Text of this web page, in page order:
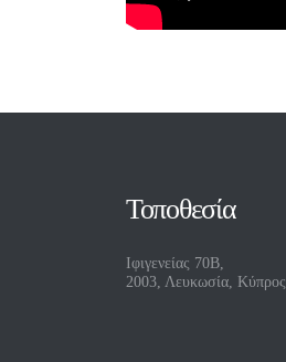
Τοποθεσία
Ιφιγενείας 70Β,
2003, Λευκωσία, Κύπρος